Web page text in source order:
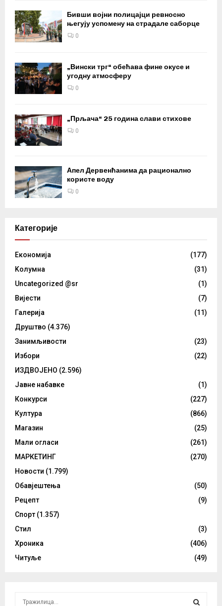
Бивши војни полицајци ревносно
његују успомену на страдале саборце
0
„Вински трг“ обећава фине окусе и
угодну атмосферу
0
„Прљача“ 25 година слави стихове
0
Апел Дервенћанима да рационално
користе воду
0
Категорије
Eкономија
(177)
Kолумнa
(31)
Uncategorized @sr
(1)
Вијести
(7)
Галерија
(11)
Друштво (4.376)
Занимљивости
(23)
Избори
(22)
ИЗДВОЈЕНО (2.596)
Јавне набавке
(1)
Конкурси
(227)
Култура
(866)
Магазин
(25)
Мали огласи
(261)
МАРКЕТИНГ
(270)
Новости (1.799)
Обавјештења
(50)
Рецепт
(9)
Спорт (1.357)
Стил
(3)
Хроника
(406)
Читуље
(49)